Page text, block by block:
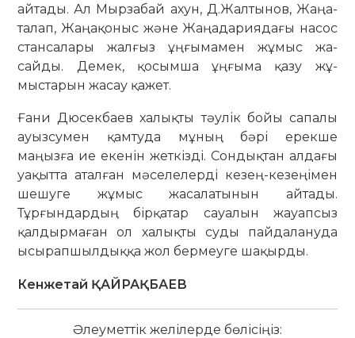
айтады. Ал Мырзабай ахун, Д.Жалтынов, Жаңа­
талап, Жаңа­қоныс және Жаңадариядағы насос
стан­­салары жалғыз ұңғымамен жұмыс жа­
сайды. Демек, қосымша ұңғыма қазу жұ­
мыстарын жасау қажет.
Ғани Дюсекбаев халықты тәулік бойы сапалы
ауызсумен қамтуда мұ­ның бәрі ерекше
маңызға ие екенін жет­кізді. Сондықтан алдағы
уақытта аталған мәселелерді кезең-кезеңімен
шешуге жұмыс жасалатынын айтады.
Тұрғындардың бірқатар сауалын жа­уап­­сыз
қалдырмаған ол халықты суды пай­далануда
ысырапшылдыққа жол бер­меуге шақырды.
Кенжетай ҚАЙРАҚБАЕВ
Әлеуметтік желілерде бөлісіңіз: